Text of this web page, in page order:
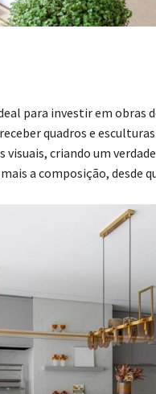
para investir em obras
quadros e
visuais, criando um
a composição, desde